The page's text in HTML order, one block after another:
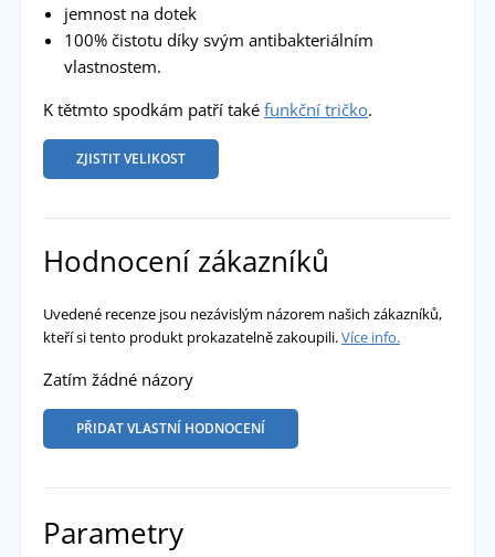
jemnost na dotek
100% čistotu díky svým antibakteriálním
vlastnostem.
K tětmto spodkám patří také funkční tričko.
ZJISTIT VELIKOST
Hodnocení zákazníků
Uvedené recenze jsou nezávislým názorem našich zákazníků,
kteří si tento produkt prokazatelně zakoupili.Více info.
Zatím žádné názory
PŘIDAT VLASTNÍ HODNOCENÍ
Parametry